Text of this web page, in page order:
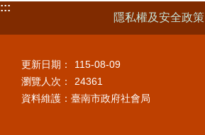
:::
隱私權及安全政策
更新日期：
115-08-09
瀏覽人次：
24361
資料維護：臺南市政府社會局